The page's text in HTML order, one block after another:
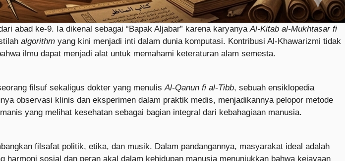
abad ke-9. Ia dikenal sebagai “Bapak Aljabar” karena karyanyaAl-Kitab al-Mukhtasar fi
algorithm yang kini menjadi inti dalam dunia komputasi. Kontribusi Al-Khawarizmi tidak
ilmu dapat menjadi alat untuk memahami keteraturan alam semesta.
filsuf sekaligus dokter yang menulisAl-Qanun fi al-Tibb, sebuah ensiklopedia
observasi klinis dan eksperimen dalam praktik medis, menjadikannya pelopor metode
yang melihat kesehatan sebagai bagian integral dari kebahagiaan manusia.
filsafat politik, etika, dan musik. Dalam pandangannya, masyarakat ideal adalah
sosial dan peran akal dalam kehidupan manusia menunjukkan bahwa kejayaan